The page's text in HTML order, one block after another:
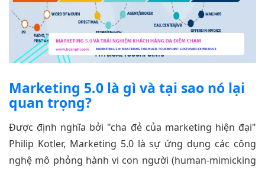
Marketing 5.0 là gì và tại sao nó lại
quan trọng?
Được định nghĩa bởi "cha đẻ của marketing hiện đại"
Philip Kotler, Marketing 5.0 là sự ứng dụng các công
nghệ mô phỏng hành vi con người (human-mimicking